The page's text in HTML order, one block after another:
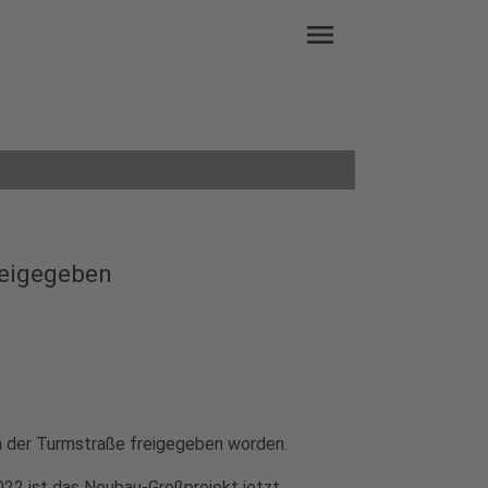
menu
Turmstraße freigegeben worden.